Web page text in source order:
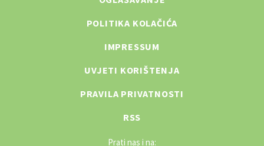
POLITIKA KOLAČIĆA
IMPRESSUM
UVJETI KORIŠTENJA
PRAVILA PRIVATNOSTI
RSS
Prati nas i na: